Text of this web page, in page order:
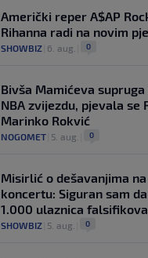
Američki reper A$AP
Rihanna radi na novim
SHOWBIZ 6. aug. 0
Bivša Mamićeva supruga
NBA zvijezdu, pjevala se
Marinko Rokvić
NOGOMET 5. aug. 0
Misirlić o dešavanjima
koncertu: Siguran sam
1.000 ulaznica
SHOWBIZ 5. aug. 0